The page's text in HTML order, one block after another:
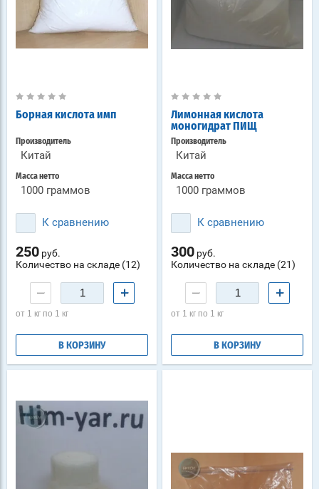
Борная кислота имп
Производитель
Китай
Масса нетто
1000 граммов
К сравнению
250 руб.
Количество на складе (12)
− +
от 1 кг по 1 кг
В КОРЗИНУ
Лимонная кислота
моногидрат ПИЩ
Производитель
Китай
Масса нетто
1000 граммов
К сравнению
300 руб.
Количество на складе (21)
− +
от 1 кг по 1 кг
В КОРЗИНУ